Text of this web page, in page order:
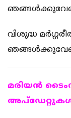
വിശുദ്ധ
മരിയന്‍
അപ്ഡേറ്റുകള്‍